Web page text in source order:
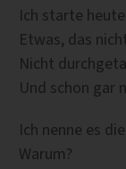
Ich starte
Etwas, das
Nicht
Und schon gar
Ich nenne es die
Warum?